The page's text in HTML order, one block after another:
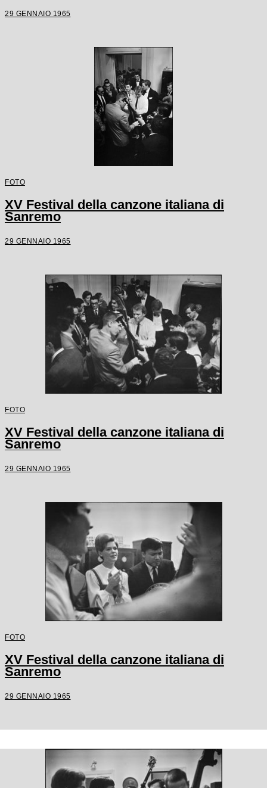
29 GENNAIO 1965
FOTO
XV Festival della canzone italiana di
Sanremo
29 GENNAIO 1965
FOTO
XV Festival della canzone italiana di
Sanremo
29 GENNAIO 1965
FOTO
XV Festival della canzone italiana di
Sanremo
29 GENNAIO 1965